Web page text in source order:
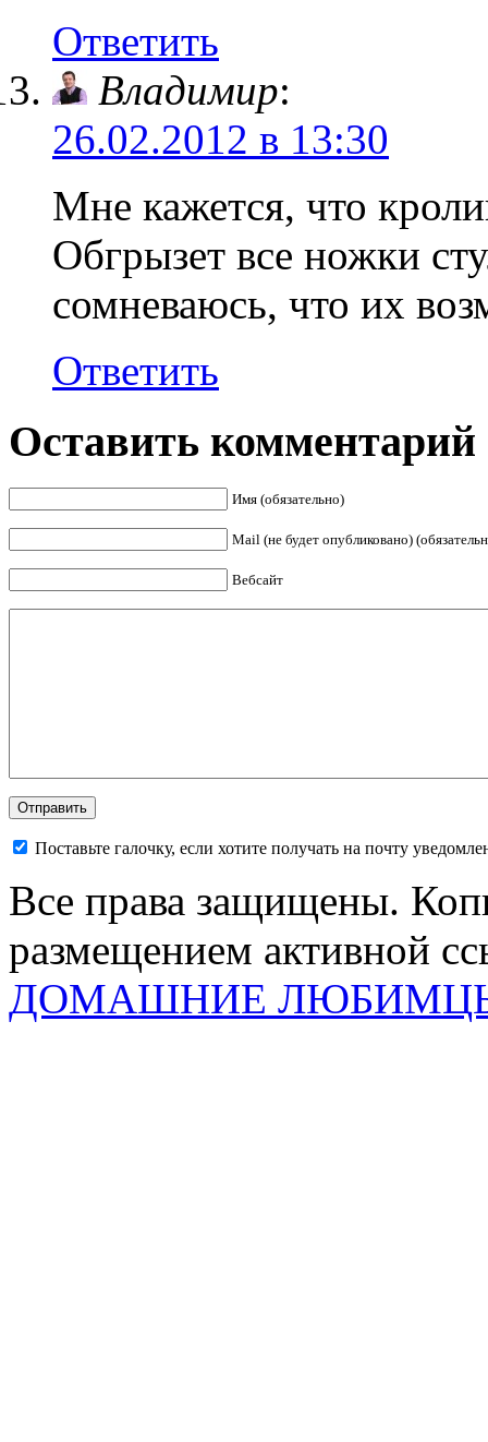
Ответить
Владимир:
26.02.2012 в 13:30
Мне кажется, что
Обгрызет все ножки
сомневаюсь, что их
Ответить
Оставить комментарий
Имя (обязательно)
Mail (не будет опубликовано)
Вебсайт
Поставьте галочку, если хотите получать на почту
Все права защищены.
размещением активной
ДОМАШНИЕ